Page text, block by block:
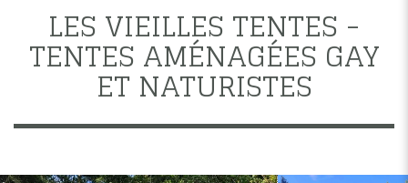
LES VIEILLES TENTES -
TENTES AMÉNAGÉES GAY
ET NATURISTES